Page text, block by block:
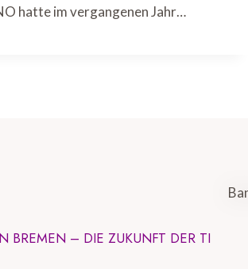
hatte im vergangenen Jahr…
BREMEN – DIE ZUKUNFT DER TI